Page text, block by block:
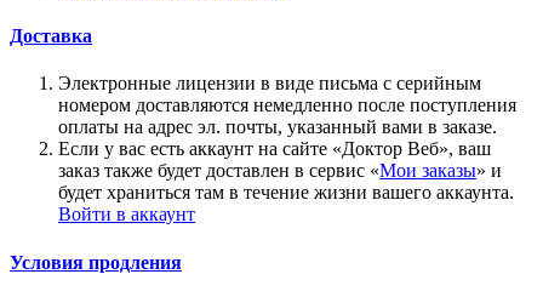
Доставка
Электронные лицензии в виде письма с серийным
номером доставляются немедленно после поступления
оплаты на адрес эл. почты, указанный вами в заказе.
Если у вас есть аккаунт на сайте «Доктор Веб», ваш
заказ также будет доставлен в сервис «Мои заказы» и
будет храниться там в течение жизни вашего аккаунта.
Войти в аккаунт
Условия продления